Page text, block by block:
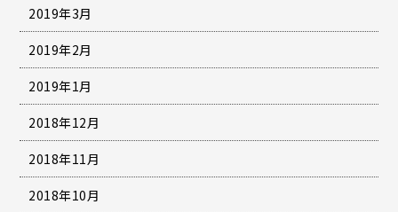
2019年3月
2019年2月
2019年1月
2018年12月
2018年11月
2018年10月